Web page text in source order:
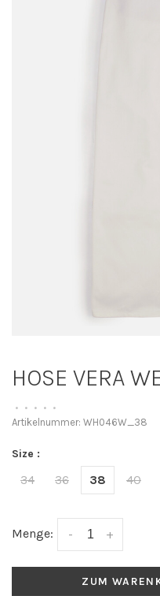
HOSE VERA
• • • • •
Artikelnummer: WH046W_38
Size :
34 36 38 40
Menge: +
-
ZUM